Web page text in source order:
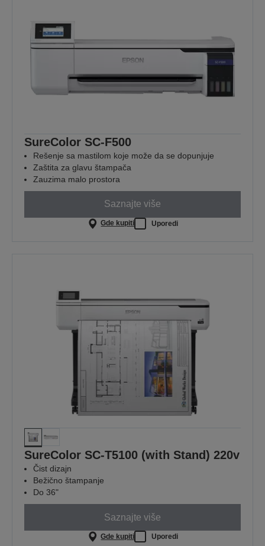
SureColor SC-F500
Rešenje sa mastilom koje može da se dopunjuje
Zaštita za glavu štampača
Zauzima malo prostora
Saznajte više
Gde kupiti Uporedi
SureColor SC-T5100 (with Stand) 220v
Čist dizajn
Bežično štampanje
Do 36"
Saznajte više
Gde kupiti Uporedi